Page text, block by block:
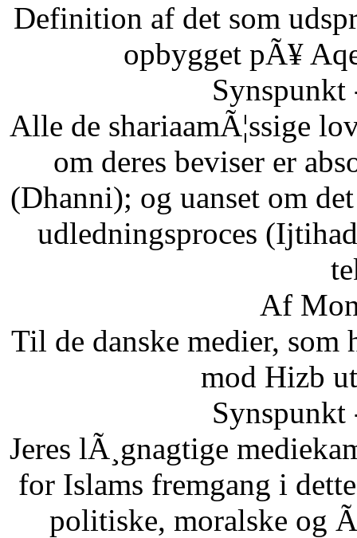
Definition af det som
opbygget pÃ¥
Synspunkt
Alle de shariaamÃ¦ssige
om deres beviser er
(Dhanni); og uanset om
udledningsproces
Af
Til de danske medier, som
mod Hizb
Synspunkt
Jeres lÃ¸gnagtige
for Islams fremgang i
politiske, moralske og